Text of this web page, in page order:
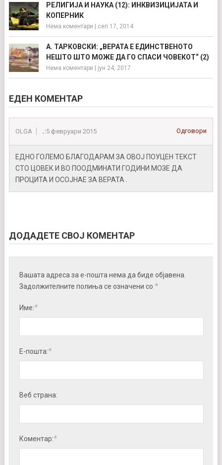
РЕЛИГИЈА И НАУКА (12): ИНКВИЗИЦИЈАТА И
КОПЕРНИК
Нема коментари | сеп 17, 2014
А. ТАРКОВСКИ: „ВЕРАТА Е ЕДИНСТВЕНОТО
НЕШТО ШТО МОЖЕ ДА ГО СПАСИ ЧОВЕКОТ“ (2)
Нема коментари | јун 24, 2017
ЕДЕН КОМЕНТАР
OLGA 25 февруари 2015 Одговори
ЕДНО ГОЛЕМО БЛАГОДАРАМ ЗА ОВОЈ ПОУЦЕН ТЕКСТ
СТО ЦОВЕК И ВО ПООДМИНАТИ ГОДИНИ МОЗЕ ДА
ПРОЦИТА И ОСОЈНАЕ ЗА ВЕРАТА .
ДОДАДЕТЕ СВОЈ КОМЕНТАР
Вашата адреса за е-пошта нема да биде објавена.
Задолжителните полиња се означени со *
Име:*
Е-пошта:*
Веб страна:
Коментар:*